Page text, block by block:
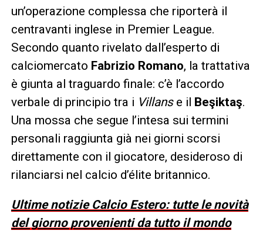
un’operazione complessa che riporterà il
centravanti inglese in Premier League.
Secondo quanto rivelato dall’esperto di
calciomercato Fabrizio Romano, la trattativa
è giunta al traguardo finale: c’è l’accordo
verbale di principio tra i Villanse il Beşiktaş.
Una mossa che segue l’intesa sui termini
personali raggiunta già nei giorni scorsi
direttamente con il giocatore, desideroso di
rilanciarsi nel calcio d’élite britannico.
Ultime notizie Calcio Estero: tutte le novità
del giorno provenienti da tutto il mondo